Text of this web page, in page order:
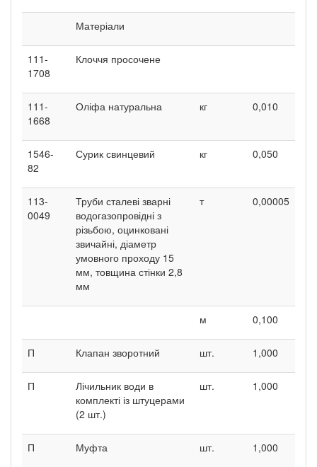
Матеріали
111-
1708
Клоччя просочене
111-
1668
Оліфа натуральна кг 0,010
1546-
82
Сурик свинцевий кг 0,050
113-
0049
Труби сталеві зварні
водогазопровідні з
різьбою, оцинковані
звичайні, діаметр
умовного проходу 15
мм, товщина стінки 2,8
мм
т 0,00005
м 0,100
П Клапан зворотний шт. 1,000
П
Лічильник води в
комплекті із штуцерами
(2 шт.)
шт. 1,000
П Муфта шт. 1,000